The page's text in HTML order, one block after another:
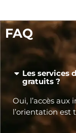
FAQ
Les services
gratuits ?
Oui, l’accès aux
l’orientation